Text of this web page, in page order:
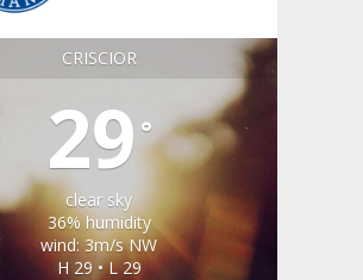
CRISCIOR
29 °
clear sky
36% humidity
wind: 3m/s NW
H 29 • L 29